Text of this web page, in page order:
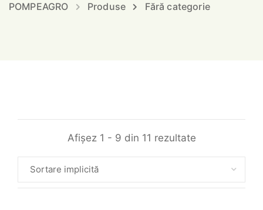
POMPEAGRO Produse Fără categorie
Afișez 1 - 9 din 11 rezultate